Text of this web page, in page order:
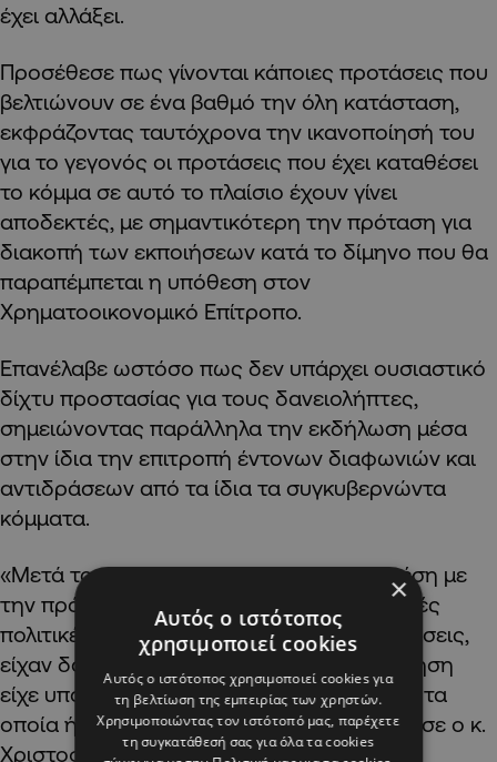
έχει αλλάξει.
Προσέθεσε πως γίνονται κάποιες προτάσεις που
βελτιώνουν σε ένα βαθμό την όλη κατάσταση,
εκφράζοντας ταυτόχρονα την ικανοποίησή του
για το γεγονός οι προτάσεις που έχει καταθέσει
το κόμμα σε αυτό το πλαίσιο έχουν γίνει
αποδεκτές, με σημαντικότερη την πρόταση για
διακοπή των εκποιήσεων κατά το δίμηνο που θα
παραπέμπεται η υπόθεση στον
Χρηματοοικονομικό Επίτροπο.
Επανέλαβε ωστόσο πως δεν υπάρχει ουσιαστικό
δίχτυ προστασίας για τους δανειολήπτες,
σημειώνοντας παράλληλα την εκδήλωση μέσα
στην ίδια την επιτροπή έντονων διαφωνιών και
αντιδράσεων από τα ίδια τα συγκυβερνώντα
κόμματα.
«Μετά το φιάσκο του καλοκαιριού σε σχέση με
την πρόταση που είχαμε καταθέσει αρκετές
πολιτικές δυνάμεις σε σχέση με τις εκποιήσεις,
είχαν δοθεί πολλές υποσχέσεις. Η κυβέρνηση
είχε υποσχεθεί στο λαό πολλά, όμως αυτά τα
οποία ήρθαν τελικά είναι λίγα», υπογράμμισε ο κ.
Χριστοφίδης, προσθέτοντας ότι οι
×
Αυτός ο ιστότοπος
χρησιμοποιεί cookies
Αυτός ο ιστότοπος χρησιμοποιεί cookies για
τη βελτίωση της εμπειρίας των χρηστών.
Χρησιμοποιώντας τον ιστότοπό μας, παρέχετε
τη συγκατάθεσή σας για όλα τα cookies